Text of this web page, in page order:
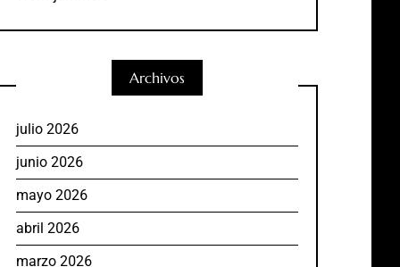
Archivos
julio 2026
junio 2026
mayo 2026
abril 2026
marzo 2026